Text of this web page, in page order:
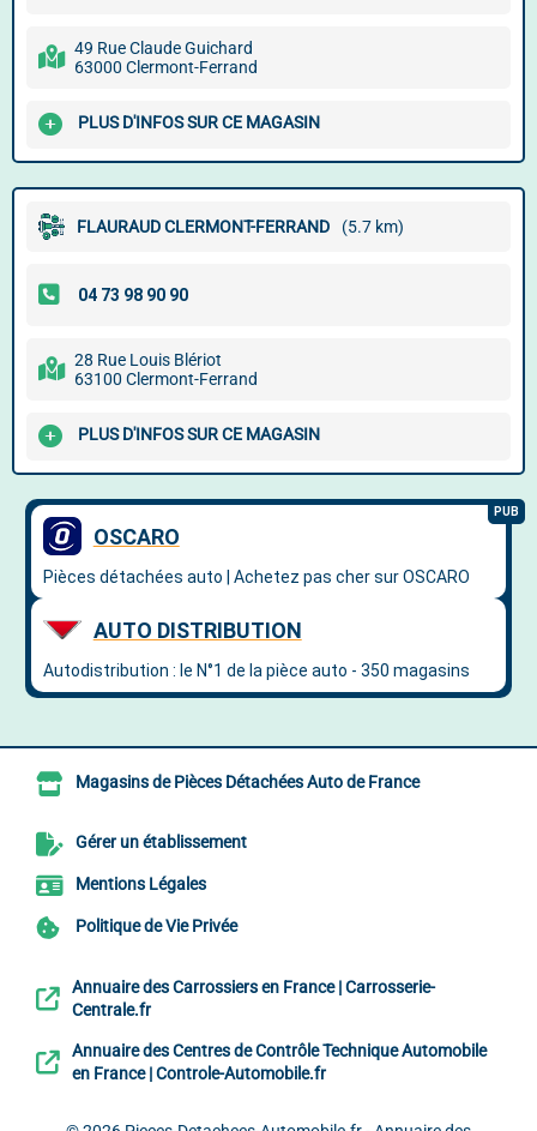
49 Rue Claude Guichard
63000 Clermont-Ferrand
PLUS D'INFOS SUR CE MAGASIN
FLAURAUD CLERMONT-FERRAND (5.7 km)
28 Rue Louis Blériot
63100 Clermont-Ferrand
PLUS D'INFOS SUR CE MAGASIN
Magasins de Pièces Détachées Auto de France
Gérer un établissement
Mentions Légales
Politique de Vie Privée
Annuaire des Carrossiers en France | Carrosserie-
Centrale.fr
Annuaire des Centres de Contrôle Technique Automobile
en France | Controle-Automobile.fr